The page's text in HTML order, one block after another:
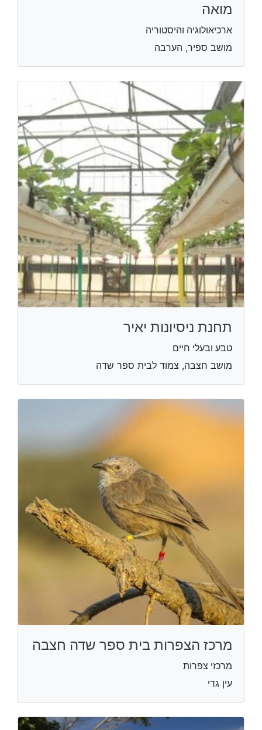
מואה
ארכיאולוגיה והיסטוריה
מושב ספיר, הערבה
תחנת ניסיונות יאיר
טבע ובעלי חיים
מושב חצבה, צמוד לבית ספר שדה
מרכז הצפרות בית ספר שדה חצבה
מרכזי צפרות
עין גדי